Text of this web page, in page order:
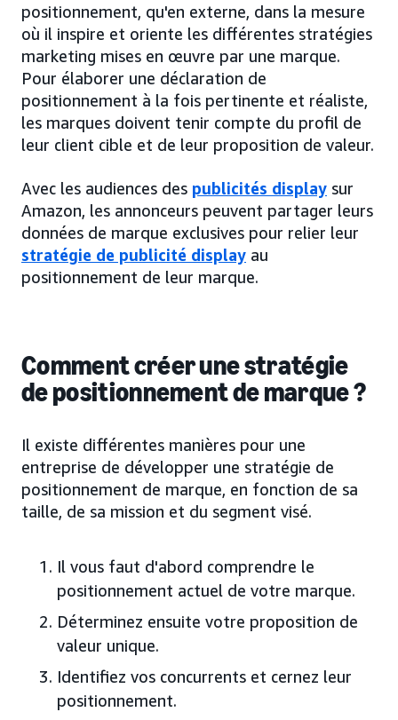
positionnement, qu'en externe, dans la mesure
où il inspire et oriente les différentes stratégies
marketing mises en œuvre par une marque.
Pour élaborer une déclaration de
positionnement à la fois pertinente et réaliste,
les marques doivent tenir compte du profil de
leur client cible et de leur proposition de valeur.
Avec les audiences des publicités display sur
Amazon, les annonceurs peuvent partager leurs
données de marque exclusives pour relier leur
stratégie de publicité display au
positionnement de leur marque.
Comment créer une stratégie
de positionnement de marque ?
Il existe différentes manières pour une
entreprise de développer une stratégie de
positionnement de marque, en fonction de sa
taille, de sa mission et du segment visé.
Il vous faut d'abord comprendre le
positionnement actuel de votre marque.
Déterminez ensuite votre proposition de
valeur unique.
Identifiez vos concurrents et cernez leur
positionnement.